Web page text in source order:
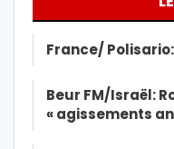
France/
Beur FM/Israël:
« agissements